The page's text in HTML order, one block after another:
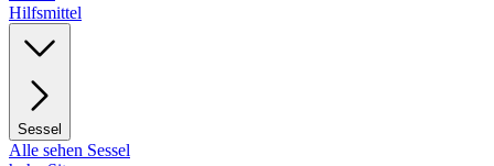
Hilfsmittel
Sessel
Alle sehen Sessel